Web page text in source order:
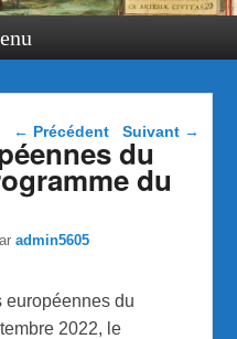
Navigation dans les
articles
← Précédent Suivant →
du
du
admin5605
européennes du
2022, le